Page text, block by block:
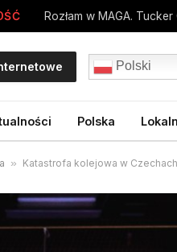
Polski
Polska
» Katastrofa kolejowa w